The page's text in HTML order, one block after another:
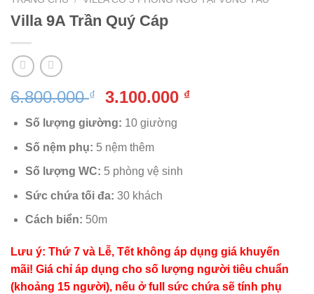
Villa 9A Trần Quý Cáp
6.800.000₫
Giá
là:
6.800.000 ₫.
3.100.000 ₫Giá
Số lượng giường: 10 giường
Số nệm phụ: 5 nệm thêm
Số lượng WC: 5 phòng vệ sinh
Sức chứa tối đa: 30 khách
Cách biển: 50m
Lưu ý: Thứ 7 và Lễ, Tết không áp dụng giá khuyến
mãi! Giá chỉ áp dụng cho số lượng người tiêu chuẩn
(khoảng 15 người), nếu ở full sức chứa sẽ tính phụ